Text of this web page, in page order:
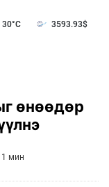
30°C 3593.93$
өнөөдөр
1 мин